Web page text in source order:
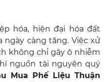
hóa, hiện đại hóa đất
ngày càng tăng. Việc xử
không chỉ gây ô nhiễm
nguồn tài nguyên quý
Mua Phế Liệu Thuận